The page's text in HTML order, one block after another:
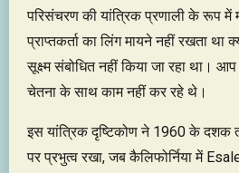
परिसंचरण की यांत्रिक प्रणाली के रूप
प्राप्तकर्ता का लिंग मायने नहीं रखता था
सूक्ष्म संबोधित नहीं किया जा रहा था।
चेतना के साथ काम नहीं कर रहे थे।
इस यांत्रिक दृष्टिकोण ने 1960 के दशक
पर प्रभुत्व रखा, जब कैलिफोर्निया में